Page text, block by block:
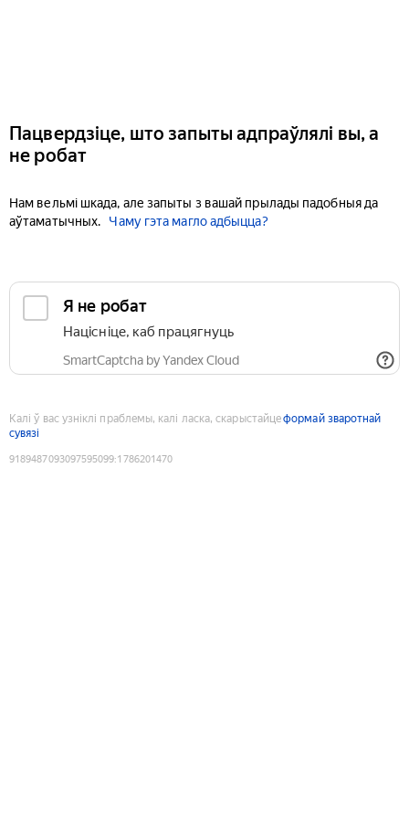
Пацвердзіце, што запыты адпраўлялі вы, а
не робат
Нам вельмі шкада, але запыты з вашай прылады падобныя да
аўтаматычных.
Чаму гэта магло адбыцца?
Я не робат
Націсніце, каб працягнуць
SmartCaptcha by Yandex Cloud
Калі ў вас узніклі праблемы, калі ласка, скарыстайцеформай зваротнай
сувязі
9189487093097595099:1786201470